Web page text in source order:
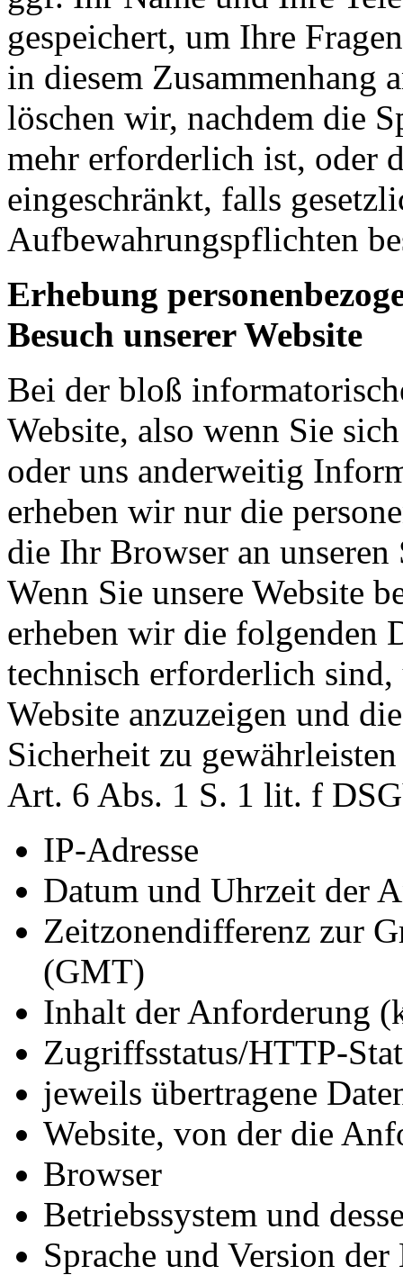
gespeichert, um Ihre
in diesem Zusammenhang
löschen wir, nachdem die
mehr erforderlich ist, oder
eingeschränkt, falls
Aufbewahrungspflichten
Erhebung
Besuch unserer Website
Bei der bloß
Website, also wenn Sie
oder uns anderweitig
erheben wir nur die
die Ihr Browser an
Wenn Sie unsere Website
erheben wir die folgenden
technisch erforderlich sind,
Website anzuzeigen und
Sicherheit zu
Art. 6 Abs. 1 S. 1 lit. f
IP-Adresse
Datum und Uhrzeit der
Zeitzonendifferenz zur
(GMT)
Inhalt der Anforderung
Zugriffsstatus/HTTP-
jeweils übertragene
Website, von der die
Browser
Betriebssystem und
Sprache und Version